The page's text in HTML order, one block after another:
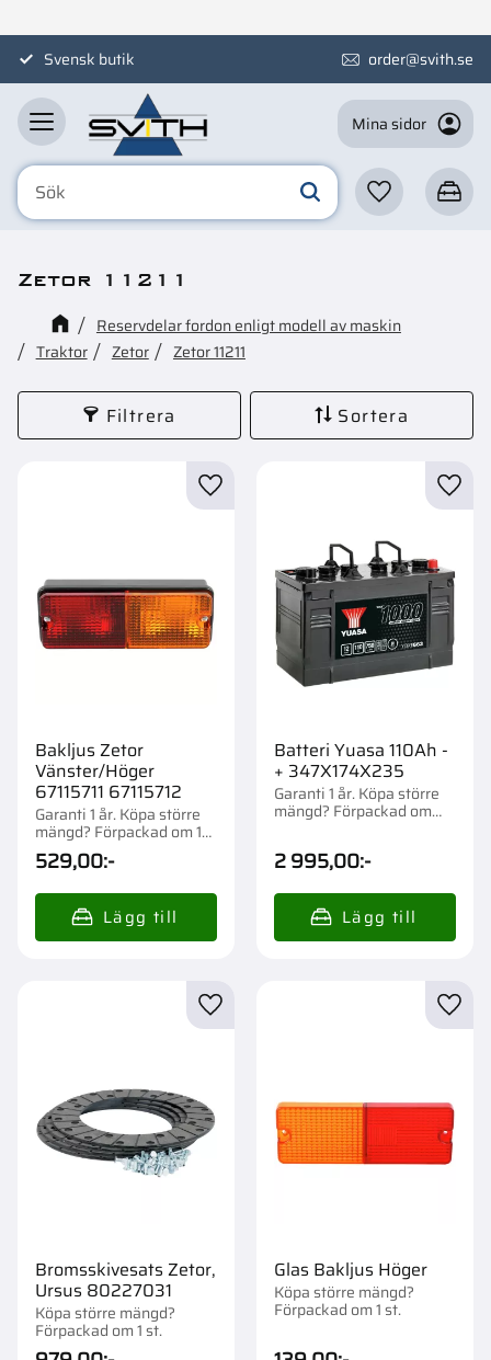
MenySvensk butik order@svith.se
Mina sidor
Favoriter
Zetor 11211
Reservdelar fordon enligt modell av maskin
Traktor
Zetor Zetor 11211
Filtrera Sortera
Bakljus Zetor
Vänster/Höger
67115711 67115712
Garanti 1 år. Köpa större
mängd? Förpackad om 1
st.
529,00:-
Lägg till i favoriter
Batteri Yuasa 110Ah -
+ 347X174X235
Garanti 1 år. Köpa större
mängd? Förpackad om
2 995,00:-
Bromsskivesats Zetor,
Ursus 80227031
Köpa större mängd?
Förpackad om 1 st.
Lägg till i favoriter
Glas Bakljus Höger
Köpa större mängd?
Förpackad om 1 st.